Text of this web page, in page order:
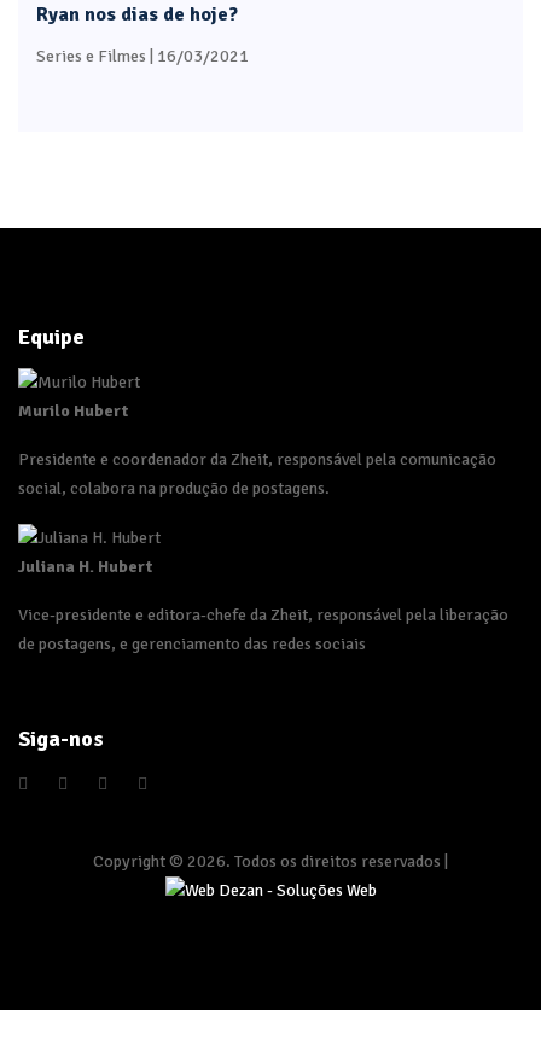
Ryan nos dias de hoje?
Series e Filmes | 16/03/2021
Equipe
Murilo Hubert
Presidente e coordenador da Zheit, responsável pela comunicação
social, colabora na produção de postagens.
Juliana H. Hubert
Vice-presidente e editora-chefe da Zheit, responsável pela liberação
de postagens, e gerenciamento das redes sociais
Siga-nos
Copyright © 2026. Todos os direitos reservados |